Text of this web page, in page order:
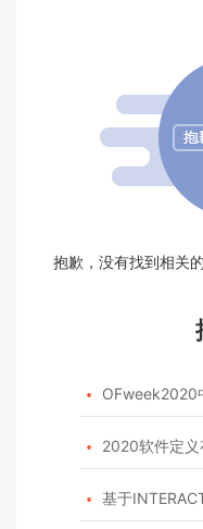
抱歉，没有找到相关
 OFweek2020
 2020软件定义
 基于